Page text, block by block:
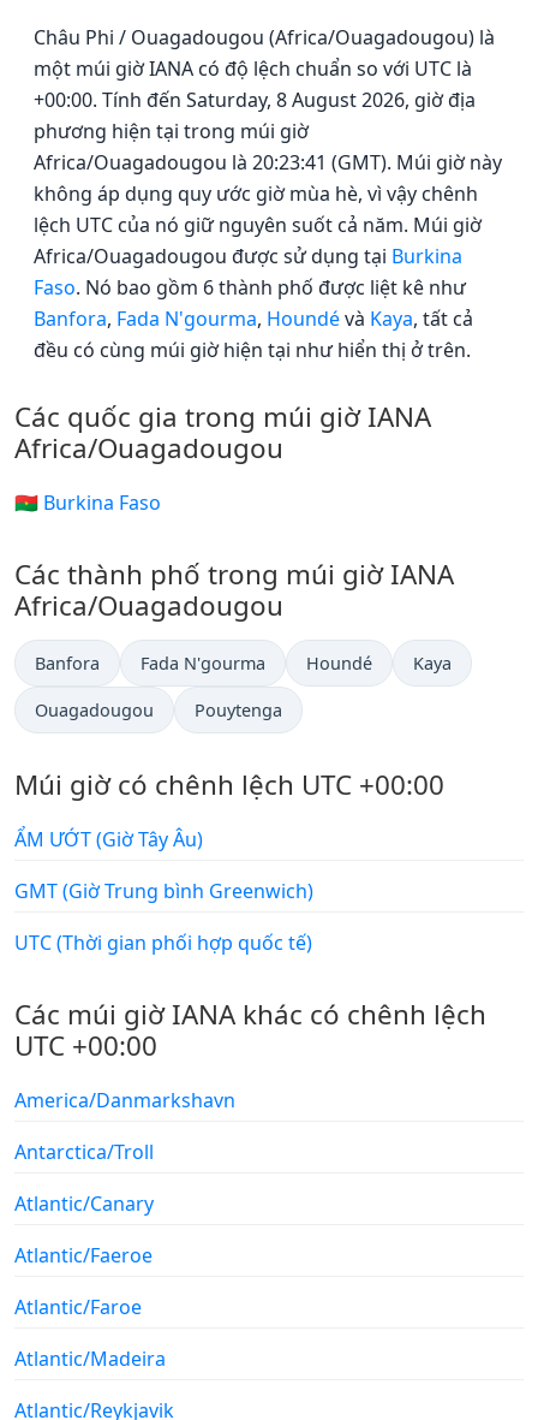
Châu Phi / Ouagadougou (Africa/Ouagadougou) là
một múi giờ IANA có độ lệch chuẩn so với UTC là
+00:00. Tính đến Saturday, 8 August 2026, giờ địa
phương hiện tại trong múi giờ
Africa/Ouagadougou là 20:23:41 (GMT). Múi giờ này
không áp dụng quy ước giờ mùa hè, vì vậy chênh
lệch UTC của nó giữ nguyên suốt cả năm. Múi giờ
Africa/Ouagadougou được sử dụng tại Burkina
Faso. Nó bao gồm 6 thành phố được liệt kê như
Banfora, Fada N'gourma, Houndévà Kaya, tất cả
đều có cùng múi giờ hiện tại như hiển thị ở trên.
Các quốc gia trong múi giờ IANA
Africa/Ouagadougou
🇧🇫 Burkina Faso
Các thành phố trong múi giờ IANA
Africa/Ouagadougou
Banfora Fada N'gourma Houndé Kaya
Ouagadougou Pouytenga
Múi giờ có chênh lệch UTC +00:00
ẨM ƯỚT (Giờ Tây Âu)
GMT (Giờ Trung bình Greenwich)
UTC (Thời gian phối hợp quốc tế)
Các múi giờ IANA khác có chênh lệch
UTC +00:00
America/Danmarkshavn
Antarctica/Troll
Atlantic/Canary
Atlantic/Faeroe
Atlantic/Faroe
Atlantic/Madeira
Atlantic/Reykjavik